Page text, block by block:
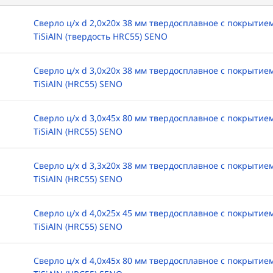
Сверло ц/х d 2,0х20х 38 мм твердосплавное с
TiSiAlN (твердость HRC55) SENO
Сверло ц/х d 3,0х20х 38 мм твердосплавное с
TiSiAlN (HRC55) SENO
Сверло ц/х d 3,0х45х 80 мм твердосплавное с
TiSiAlN (HRC55) SENO
Сверло ц/х d 3,3х20х 38 мм твердосплавное с
TiSiAlN (HRC55) SENO
Сверло ц/х d 4,0х25х 45 мм твердосплавное с
TiSiAlN (HRC55) SENO
Сверло ц/х d 4,0х45х 80 мм твердосплавное с